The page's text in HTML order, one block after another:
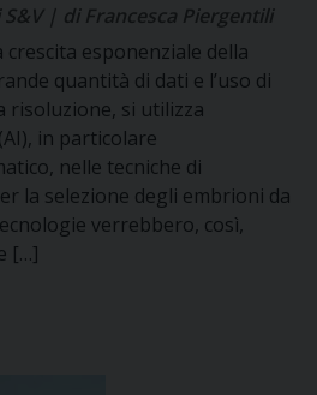
| di Francesca Piergentili
esponenziale della
quantità di dati e l’uso di
risoluzione, si utilizza
in particolare
nelle tecniche di
la selezione degli embrioni da
verrebbero, così,
[…]